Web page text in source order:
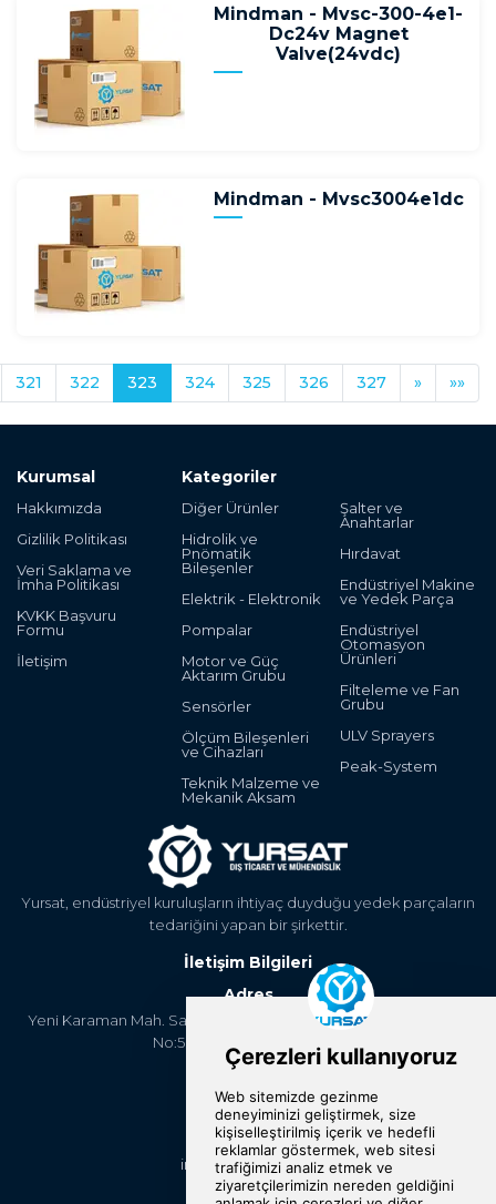
Mindman - Mvsc-300-4e1-
Dc24v Magnet
Valve(24vdc)
Mindman - Mvsc3004e1dc
321 322 323 324 325 326 327 » »»
Yursat, endüstriyel kuruluşların ihtiyaç duyduğu yedek parçaların
tedariğini yapan bir şirkettir.
Kurumsal
Hakkımızda
Gizlilik Politikası
Veri Saklama ve
İmha Politikası
KVKK Başvuru
Formu
İletişim
Kategoriler
Diğer Ürünler
Hidrolik ve
Pnömatik
Bileşenler
Elektrik - Elektronik
Pompalar
Motor ve Güç
Aktarım Grubu
Sensörler
Ölçüm Bileşenleri
ve Cihazları
Teknik Malzeme ve
Mekanik Aksam
Şalter ve
Anahtarlar
Hırdavat
Endüstriyel Makine
ve Yedek Parça
Endüstriyel
Otomasyon
Ürünleri
Filteleme ve Fan
Grubu
ULV Sprayers
Peak-System
İletişim Bilgileri
Adres
Yeni Karaman Mah. Sanayi Cad. 4. Kantar Sok. Asya Plaza Kat:5
No:505 Osmangazi/BURSA
+90 224 2400304
E-Posta
info@yursat.com.tr
Bizi Takip Edin